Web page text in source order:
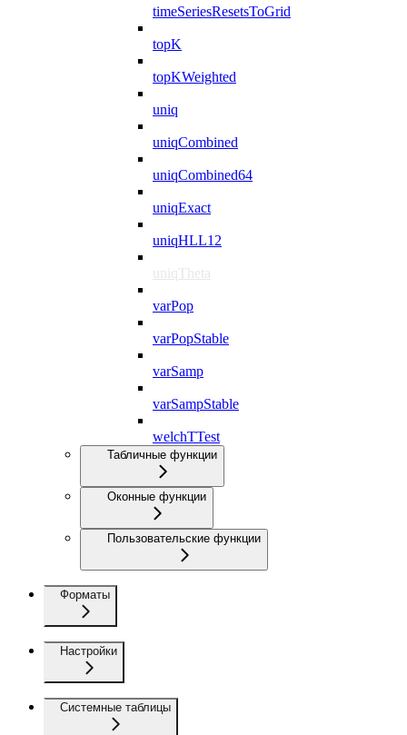
timeSeriesResetsToGrid
topK
topKWeighted
uniq
uniqCombined
uniqCombined64
uniqExact
uniqHLL12
uniqTheta
varPop
varPopStable
varSamp
varSampStable
welchTTest
Табличные функции
Оконные функции
Пользовательские функции
Форматы
Настройки
Системные таблицы